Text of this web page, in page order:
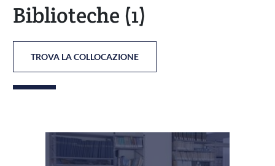
Biblioteche (1)
TROVA LA COLLOCAZIONE